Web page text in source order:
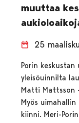
muuttaa
25
Porin
yleisöuinnilta
Matti Mattsson
Myös
kiinni. Meri-